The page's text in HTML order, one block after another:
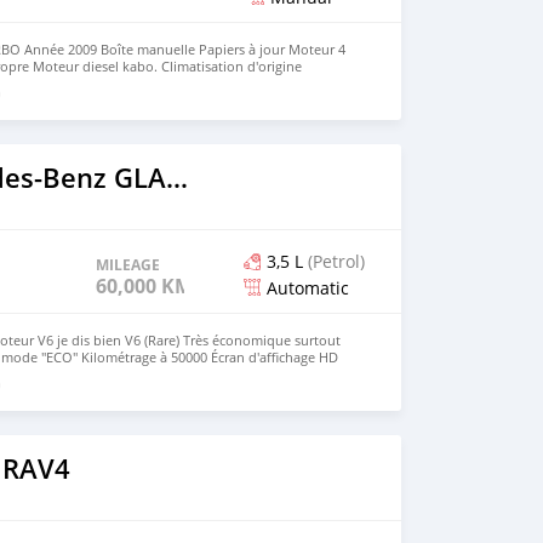
Année 2009 Boîte manuelle Papiers à jour Moteur 4
Moteur diesel kabo. Climatisation d'origine
jamais touché Cotonou sur rendez-vous.
2021 Mercedes-Benz GLA-klasse AMG
MILEAGE
60,000 KM
3,5 L (Petrol)
Automatic
V6 je dis bien V6 (Rare) Très économique surtout
''ECO'' Kilométrage à 50000 Écran d'affichage HD
ouvrant électrique Transmission automatique Siège
bi-zones au top 👌 Voiture déjà au Bénin et